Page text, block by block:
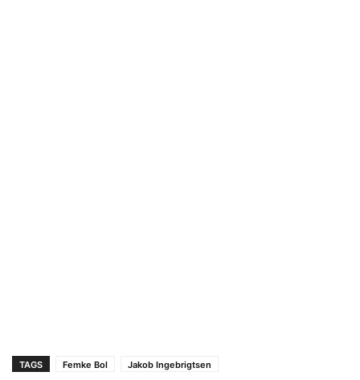
TAGS Femke Bol Jakob Ingebrigtsen